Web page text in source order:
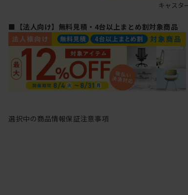
キャスタ
■【法人向け】無料見積・4台以上まとめ割対象商品
選択中の商品情報保証注意事項